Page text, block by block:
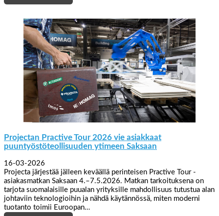
Projectan Practive Tour 2026 vie asiakkaat
puuntyöstöteollisuuden ytimeen Saksaan
16-03-2026
Projecta järjestää jälleen keväällä perinteisen Practive Tour -
asiakasmatkan Saksaan 4.–7.5.2026. Matkan tarkoituksena on
tarjota suomalaisille puualan yrityksille mahdollisuus tutustua alan
johtaviin teknologioihin ja nähdä käytännössä, miten moderni
tuotanto toimii Euroopan…